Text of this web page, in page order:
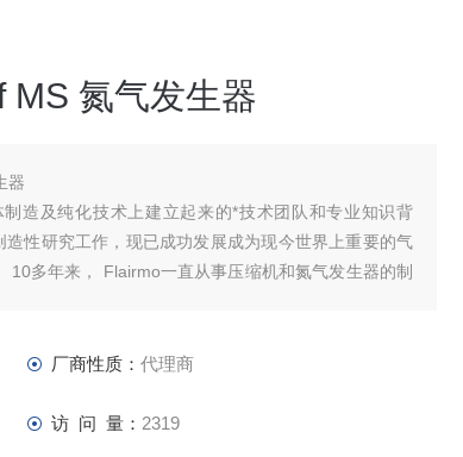
MS 氮气发生器
器
造及纯化技术上建立起来的*技术团队和专业知识背
性研究工作，现已成功发展成为现今世界上重要的气
多年来， Flairmo一直从事压缩机和氮气发生器的制
厂商性质： 代理商
访 问 量： 2319